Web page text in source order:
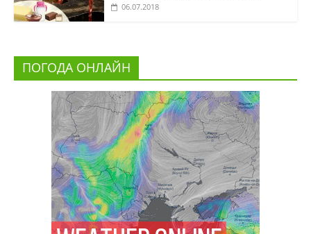
06.07.2018
ПОГОДА ОНЛАЙН